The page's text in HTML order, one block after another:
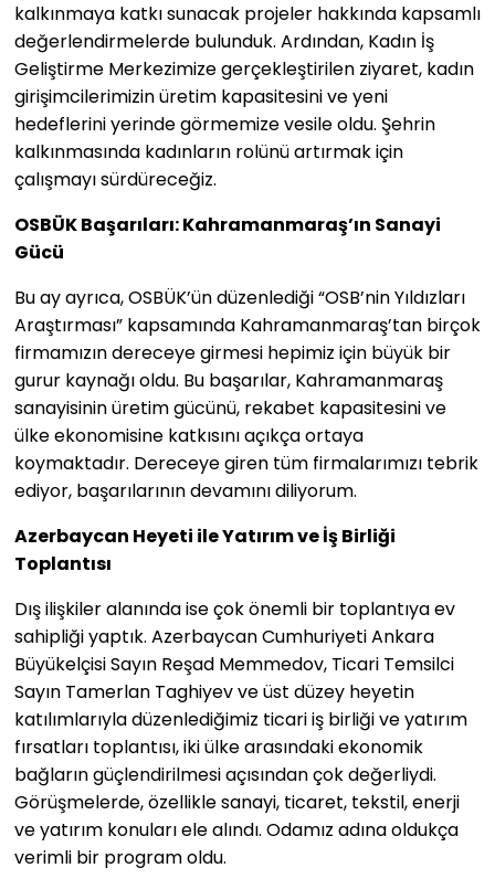
kalkınmaya katkı sunacak projeler hakkında kapsamlı
değerlendirmelerde bulunduk. Ardından, Kadın İş
Geliştirme Merkezimize gerçekleştirilen ziyaret, kadın
girişimcilerimizin üretim kapasitesini ve yeni
hedeflerini yerinde görmemize vesile oldu. Şehrin
kalkınmasında kadınların rolünü artırmak için
çalışmayı sürdüreceğiz.
OSBÜK Başarıları: Kahramanmaraş’ın Sanayi
Gücü
Bu ay ayrıca, OSBÜK’ün düzenlediği “OSB’nin Yıldızları
Araştırması” kapsamında Kahramanmaraş’tan birçok
firmamızın dereceye girmesi hepimiz için büyük bir
gurur kaynağı oldu. Bu başarılar, Kahramanmaraş
sanayisinin üretim gücünü, rekabet kapasitesini ve
ülke ekonomisine katkısını açıkça ortaya
koymaktadır. Dereceye giren tüm firmalarımızı tebrik
ediyor, başarılarının devamını diliyorum.
Azerbaycan Heyeti ile Yatırım ve İş Birliği
Toplantısı
Dış ilişkiler alanında ise çok önemli bir toplantıya ev
sahipliği yaptık. Azerbaycan Cumhuriyeti Ankara
Büyükelçisi Sayın Reşad Memmedov, Ticari Temsilci
Sayın Tamerlan Taghiyev ve üst düzey heyetin
katılımlarıyla düzenlediğimiz ticari iş birliği ve yatırım
fırsatları toplantısı, iki ülke arasındaki ekonomik
bağların güçlendirilmesi açısından çok değerliydi.
Görüşmelerde, özellikle sanayi, ticaret, tekstil, enerji
ve yatırım konuları ele alındı. Odamız adına oldukça
verimli bir program oldu.